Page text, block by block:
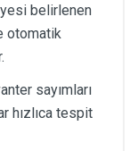
belirlenen
otomatik
sayımları
hızlıca tespit